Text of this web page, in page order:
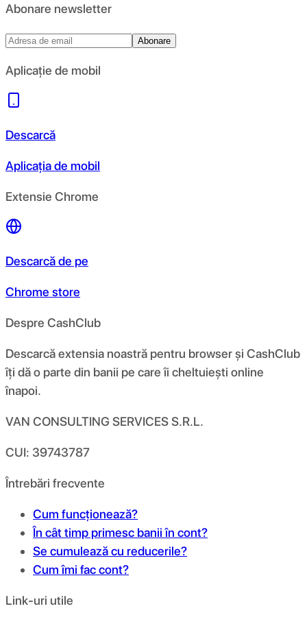
Abonare newsletter
Abonare
Aplicație de mobil
Descarcă
Aplicația de mobil
Extensie Chrome
Descarcă de pe
Chrome store
Despre CashClub
Descarcă extensia noastră pentru browser și CashClub
îți dă o parte din banii pe care îi cheltuiești online
înapoi.
VAN CONSULTING SERVICES S.R.L.
CUI: 39743787
Întrebări frecvente
Cum funcționează?
În cât timp primesc banii în cont?
Se cumulează cu reducerile?
Cum îmi fac cont?
Link-uri utile